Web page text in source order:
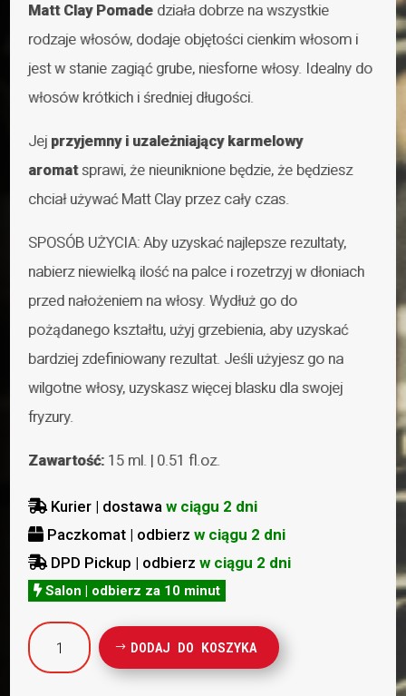
Matt Clay Pomade działa dobrze na wszystkie
rodzaje włosów, dodaje objętości cienkim włosom i
jest w stanie zagiąć grube, niesforne włosy. Idealny do
włosów krótkich i średniej długości.
Jej przyjemny i uzależniający karmelowy
aromatsprawi, że nieuniknione będzie, że będziesz
chciał używać Matt Clay przez cały czas.
SPOSÓB UŻYCIA: Aby uzyskać najlepsze rezultaty,
nabierz niewielką ilość na palce i rozetrzyj w dłoniach
przed nałożeniem na włosy. Wydłuż go do
pożądanego kształtu, użyj grzebienia, aby uzyskać
bardziej zdefiniowany rezultat. Jeśli użyjesz go na
wilgotne włosy, uzyskasz więcej blasku dla swojej
fryzury.
Zawartość: 15 ml. | 0.51 fl.oz.
 Kurier | dostawaw ciągu 2 dni
 Paczkomat | odbierzw ciągu 2 dni
 DPD Pickup | odbierzw ciągu 2 dni
Salon | odbierz za 10 minut
ilość
HEJ
DODAJ DO KOSZYKA